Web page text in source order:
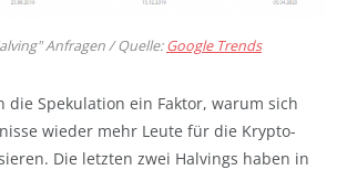
Anfragen / Quelle:Google Trends
die Spekulation ein Faktor, warum sich
wieder mehr Leute für die Krypto-
Die letzten zwei Halvings haben in